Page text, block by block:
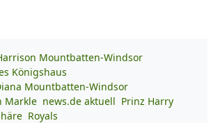
Mountbatten-Windsor
Königshaus
Mountbatten-Windsor
Markle news.de aktuell Prinz Harry
Royals